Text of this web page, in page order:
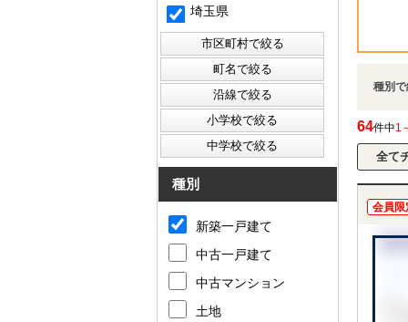
種別
64件中1
会員限
埼玉県
種別
新築一戸建て
中古一戸建て
中古マンション
土地